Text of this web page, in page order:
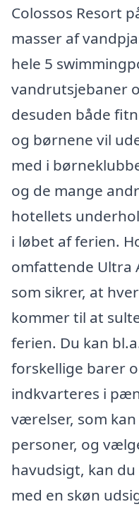
Colossos Resort
masser af
hele 5
vandrutsjebaner
desuden både
og børnene vil
med i
og de mange
hotellets
i løbet af ferien.
omfattende Ultra
som sikrer, at
kommer til at
ferien. Du kan
forskellige barer
indkvarteres i
værelser, som
personer, og
havudsigt, kan
med en skøn